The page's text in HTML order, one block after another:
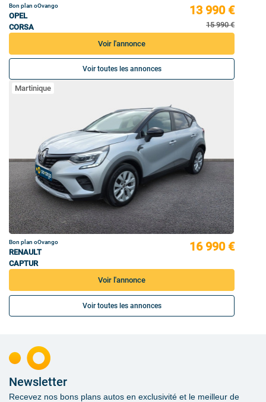
Bon plan oOvango
OPEL
CORSA
13 990 €
15 990 €
Voir l'annonce
Voir toutes les annonces
Martinique
Bon plan oOvango
RENAULT
CAPTUR
16 990 €
Voir l'annonce
Voir toutes les annonces
Newsletter
Recevez nos bons plans autos en exclusivité et le meilleur de